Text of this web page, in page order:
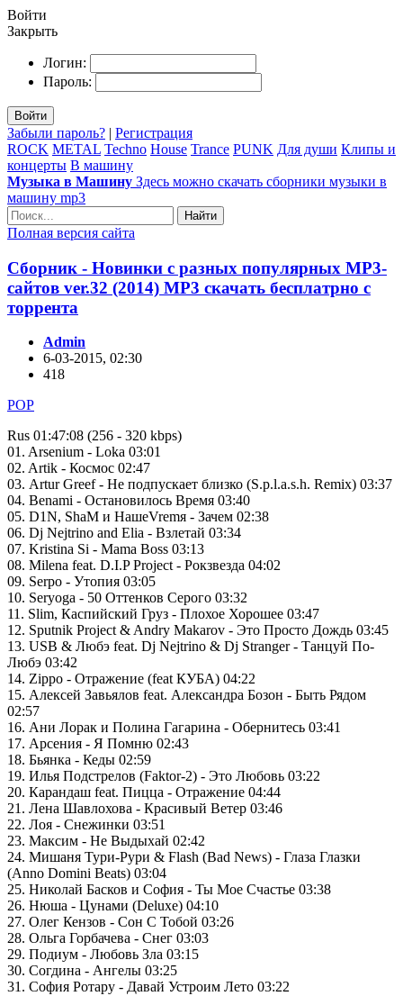
Войти
Закрыть
Логин:
Пароль:
Войти
Забыли пароль? | Регистрация
ROCK METAL Techno House Trance PUNK Для души Клипы и
концерты В машину
Музыка в Машину Здесь можно скачать сборники музыки в
машину mp3
Найти
Полная версия сайта
Сборник - Новинки с разных популярных MP3-
сайтов ver.32 (2014) MP3 скачать бесплатрно с
торрента
Admin
6-03-2015, 02:30
418
POP
Rus 01:47:08 (256 - 320 kbps)
01. Arsenium - Loka 03:01
02. Artik - Космос 02:47
03. Artur Greef - Не подпускает близко (S.p.l.a.s.h. Remix) 03:37
04. Benami - Остановилось Время 03:40
05. D1N, ShaM и НашеVremя - Зачем 02:38
06. Dj Nejtrino and Elia - Взлетай 03:34
07. Kristina Si - Mama Boss 03:13
08. Milena feat. D.I.P Project - Рокзвезда 04:02
09. Serpo - Утопия 03:05
10. Seryoga - 50 Оттенков Серого 03:32
11. Slim, Каспийский Груз - Плохое Хорошее 03:47
12. Sputnik Project & Andry Makarov - Это Просто Дождь 03:45
13. USB & Любэ feat. Dj Nejtrino & Dj Stranger - Танцуй По-
Любэ 03:42
14. Zippo - Отражение (feat КУБА) 04:22
15. Алексей Завьялов feat. Александра Бозон - Быть Рядом
02:57
16. Ани Лорак и Полина Гагарина - Обернитесь 03:41
17. Арсения - Я Помню 02:43
18. Бьянка - Кеды 02:59
19. Илья Подстрелов (Faktor-2) - Это Любовь 03:22
20. Карандаш feat. Пицца - Отражение 04:44
21. Лена Шавлохова - Красивый Ветер 03:46
22. Лоя - Снежинки 03:51
23. Максим - Не Выдыхай 02:42
24. Мишаня Тури-Рури & Flash (Bad News) - Глаза Глазки
(Anno Domini Beats) 03:04
25. Николай Басков и София - Ты Мое Счастье 03:38
26. Нюша - Цунами (Deluxe) 04:10
27. Олег Кензов - Сон С Тобой 03:26
28. Ольга Горбачева - Снег 03:03
29. Подиум - Любовь Зла 03:15
30. Согдина - Ангелы 03:25
31. София Ротару - Давай Устроим Лето 03:22